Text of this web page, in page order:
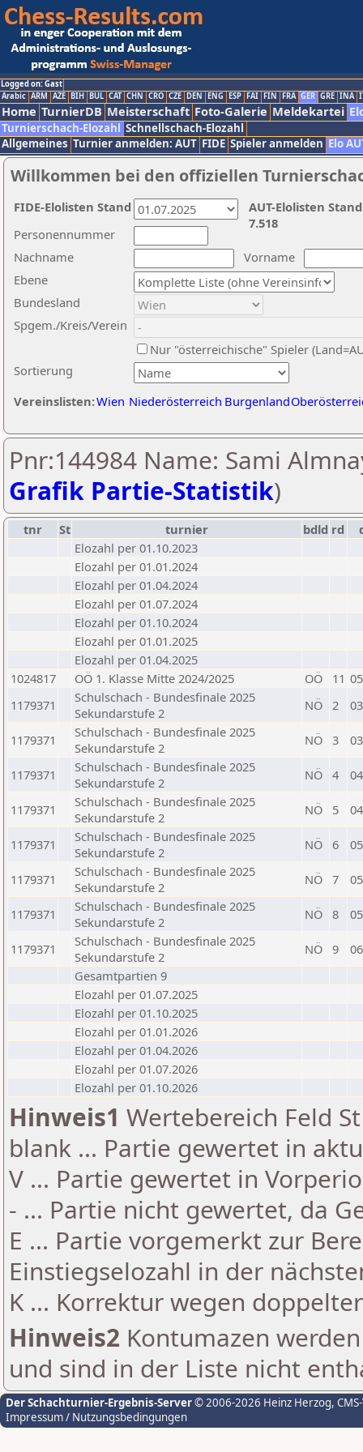
Logged on: Gast
Arabic ARM AZE BIH BUL CAT CHN CRO CZE DEN ENG ESP FAI FIN FRA GER GRE INA
Home TurnierDB Meisterschaft Foto-Galerie Meldekartei
Turnierschach-Elozahl Schnellschach-Elozahl
Allgemeines Turnier anmelden: AUT FIDE Spieler anmelden Elo
Willkommen bei den offiziellen
Nachname
Vorname
Ebene
Sortierung
Personennummer
Bundesland
Spgem./Kreis/Verein
Nur "österreichische" Spieler
Vereinslisten:Wien Niederösterreich Burgenland
AUT-Elolisten
7.518
FIDE-Elolisten Stand
Pnr:144984 Name: Sami
Grafik Partie-Statistik)
tnr St turnier bdld rd
Elozahl per 01.10.2023
Elozahl per 01.01.2024
Elozahl per 01.04.2024
Elozahl per 01.07.2024
Elozahl per 01.10.2024
Elozahl per 01.01.2025
Elozahl per 01.04.2025
1024817
OÖ 1. Klasse Mitte 2024/2025 OÖ 11
1179371
Schulschach - Bundesfinale 2025
Sekundarstufe 2
NÖ 2
1179371
Schulschach - Bundesfinale 2025
Sekundarstufe 2
NÖ 3
1179371
Schulschach - Bundesfinale 2025
Sekundarstufe 2
NÖ 4
1179371
Schulschach - Bundesfinale 2025
Sekundarstufe 2
NÖ 5
1179371
Schulschach - Bundesfinale 2025
Sekundarstufe 2
NÖ 6
1179371
Schulschach - Bundesfinale 2025
Sekundarstufe 2
NÖ 7
1179371
Schulschach - Bundesfinale 2025
Sekundarstufe 2
NÖ 8
1179371
Schulschach - Bundesfinale 2025
Sekundarstufe 2
NÖ 9
Gesamtpartien 9
Elozahl per 01.07.2025
Elozahl per 01.10.2025
Elozahl per 01.01.2026
Elozahl per 01.04.2026
Elozahl per 01.07.2026
Elozahl per 01.10.2026
Hinweis1 Wertebereich Feld
blank ... Partie gewertet in
V ... Partie gewertet in
- ... Partie nicht gewertet, da
E ... Partie vorgemerkt zur
Einstiegselozahl in der
K ... Korrektur wegen
Hinweis2 Kontumazen
und sind in der Liste nicht
Der Schachturnier-Ergebnis-Server© 2006-2026 Heinz Herzog,
Impressum / Nutzungsbedingungen